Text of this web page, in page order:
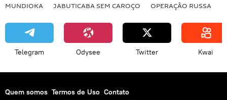
houthis
comida
fome
crise humanitária
guerra
míssil balístico
MUNDIOKA JABUTICABA SEM CAROÇO OPERAÇÃO RUSSA
Telegram Odysee Twitter Kwai
Quem somos Termos de Uso Contato